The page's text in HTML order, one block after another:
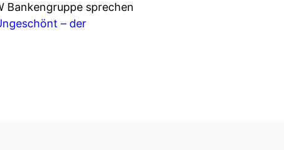
Bankengruppe sprechen
– der